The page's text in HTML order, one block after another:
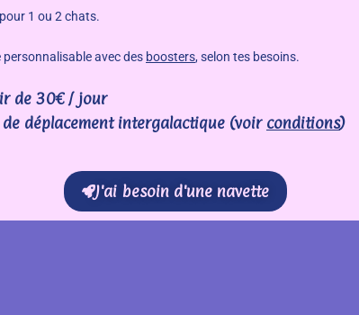
1 ou 2 chats.
personnalisable avec des boosters, selon tes besoins.
de 30€ / jour
déplacement intergalactique (voir conditions)
J'ai besoin d'une navette